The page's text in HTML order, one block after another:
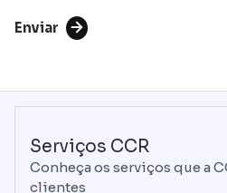
Enviar
Serviços CCR
Conheça os serviços que a
clientes